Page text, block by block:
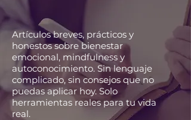
Artículos breves, prácticos y
honestos sobre bienestar
emocional, mindfulness y
autoconocimiento. Sin lenguaje
complicado, sin consejos que no
puedas aplicar hoy. Solo
herramientas reales para tu vida
real.